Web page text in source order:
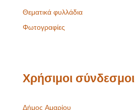
Θεματικά φυλλάδια
Φωτογραφίες
Χρήσιμοι σύνδεσμοι
Δήμος Αμαρίου